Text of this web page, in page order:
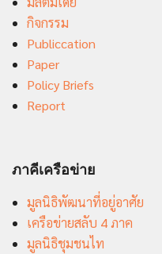
กิจกรรม
Publiccation
Paper
Policy Briefs
Report
ภาคีเครือข่าย
มูลนิธิพัฒนาที่อยู่อาศัย
เครือข่ายสลับ 4 ภาค
มูลนิธิชุมชนไท